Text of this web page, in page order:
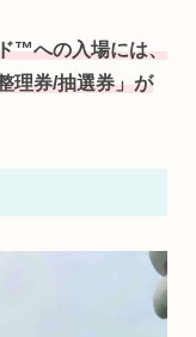
™への入場には、
理券/抽選券」が